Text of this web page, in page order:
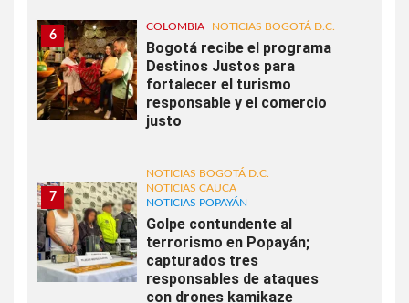
6
COLOMBIA NOTICIAS BOGOTÁ D.C.
Bogotá recibe el programa
Destinos Justos para
fortalecer el turismo
responsable y el comercio
justo
7
NOTICIAS BOGOTÁ D.C.
NOTICIAS CAUCA
NOTICIAS POPAYÁN
Golpe contundente al
terrorismo en Popayán;
capturados tres
responsables de ataques
con drones kamikaze